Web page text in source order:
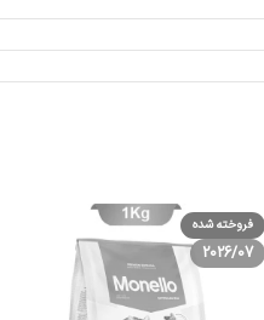
فروخته شده
2026/07